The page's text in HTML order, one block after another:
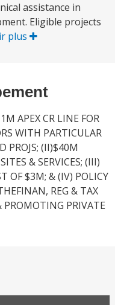
assistance in
Eligible projects
plus
APEX CR LINE FOR
WITH PARTICULAR
PROJS; (II)$40M
& SERVICES; (III)
OF $3M; & (IV) POLICY
REG & TAX
PROMOTING PRIVATE